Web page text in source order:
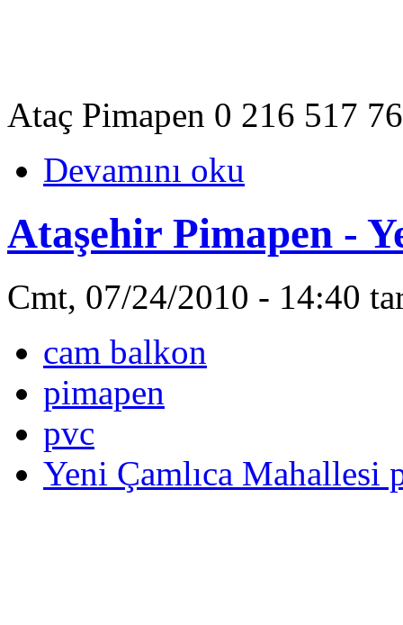
Ataç Pimapen 0 216 517
Devamını oku
Ataşehir Pimapen -
Cmt, 07/24/2010 - 14:40
cam balkon
pimapen
pvc
Yeni Çamlıca Mahallesi